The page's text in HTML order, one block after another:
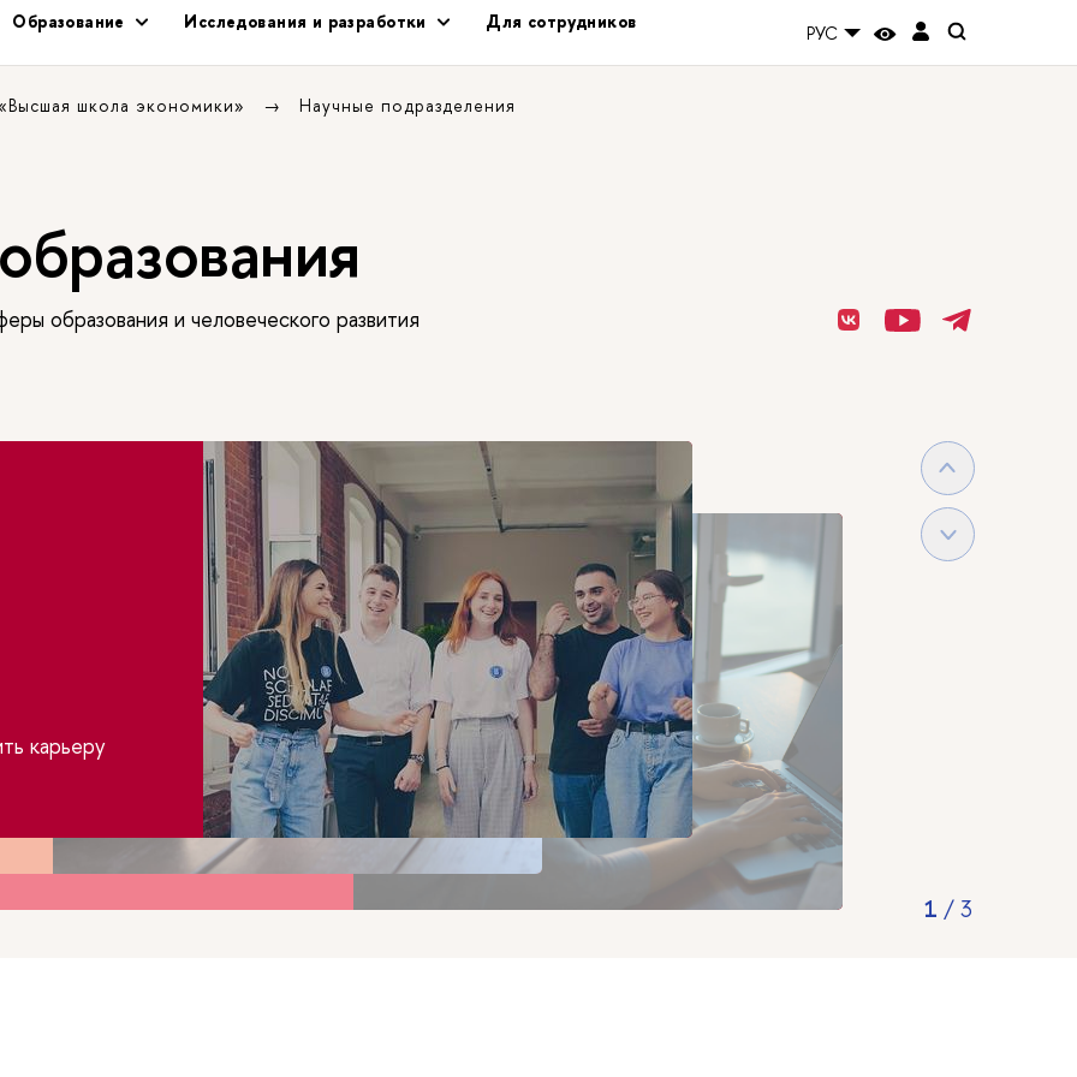
Образование Исследования и разработки
Для сотрудников
РУС
школа экономики» Научные подразделения
образования и человеческого развития
карьеру
в условиях
методики
дистанционных технологий
и работе
2 / 3